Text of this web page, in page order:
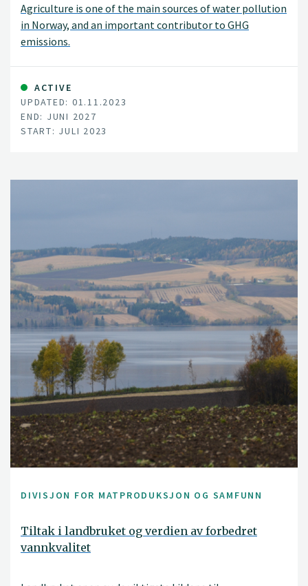
Agriculture is one of the main sources of water pollution
in Norway, and an important contributor to GHG
emissions.
ACTIVE
UPDATED: 01.11.2023
END: JUNI 2027
START: JULI 2023
DIVISJON FOR MATPRODUKSJON OG SAMFUNN
Tiltak i landbruket og verdien av forbedret
vannkvalitet